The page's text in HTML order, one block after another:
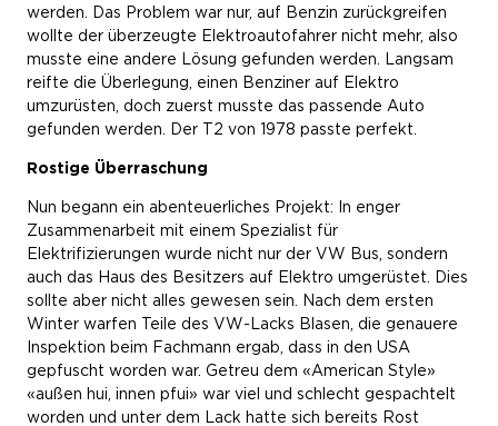
werden. Das Problem war nur, auf Benzin zurückgreifen
wollte der überzeugte Elektroautofahrer nicht mehr, also
musste eine andere Lösung gefunden werden. Langsam
reifte die Überlegung, einen Benziner auf Elektro
umzurüsten, doch zuerst musste das passende Auto
gefunden werden. Der T2 von 1978 passte perfekt.
Rostige Überraschung
Nun begann ein abenteuerliches Projekt: In enger
Zusammenarbeit mit einem Spezialist für
Elektrifizierungen wurde nicht nur der VW Bus, sondern
auch das Haus des Besitzers auf Elektro umgerüstet. Dies
sollte aber nicht alles gewesen sein. Nach dem ersten
Winter warfen Teile des VW-Lacks Blasen, die genauere
Inspektion beim Fachmann ergab, dass in den USA
gepfuscht worden war. Getreu dem «American Style»
«außen hui, innen pfui» war viel und schlecht gespachtelt
worden und unter dem Lack hatte sich bereits Rost